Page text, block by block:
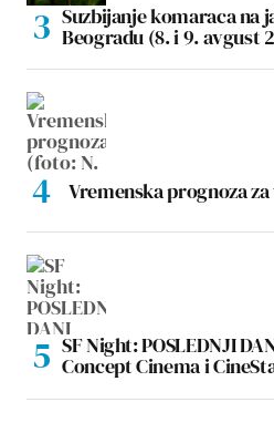
Suzbijanje komaraca na
Beogradu (8. i 9. avgust
Vremenska prognoza
SF Night: POSLEDNJI
Concept Cinema i